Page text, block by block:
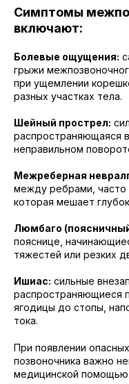
Симптомы
включают:
Болевые ощущения:
грыжи
при ущемлении
разных участках тела.
Шейный прострел:
распространяющаяся
неправильном
Межреберная
между ребрами, часто
которая мешает
Люмбаго
пояснице,
тяжестей или резких
Ишиас: сильные
распространяющиеся
ягодицы до стопы,
тока.
При появлении
позвоночника важно
медицинской помощью.